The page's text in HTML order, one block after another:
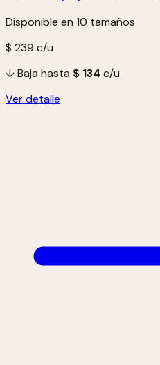
Disponible en 10 tamaños
$ 239 c/u
↓ Baja hasta $ 134 c/u
Ver detalle